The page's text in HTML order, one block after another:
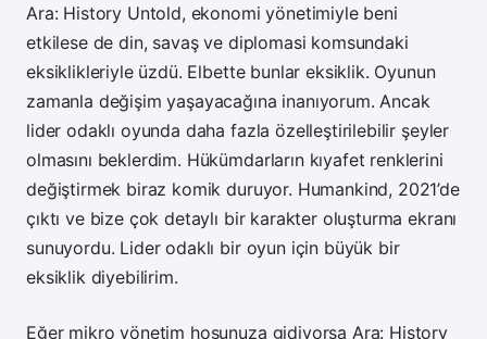
Ara: History Untold, ekonomi yönetimiyle beni
etkilese de din, savaş ve diplomasi komsundaki
eksiklikleriyle üzdü. Elbette bunlar eksiklik. Oyunun
zamanla değişim yaşayacağına inanıyorum. Ancak
lider odaklı oyunda daha fazla özelleştirilebilir şeyler
olmasını beklerdim. Hükümdarların kıyafet renklerini
değiştirmek biraz komik duruyor. Humankind, 2021’de
çıktı ve bize çok detaylı bir karakter oluşturma ekranı
sunuyordu. Lider odaklı bir oyun için büyük bir
eksiklik diyebilirim.
Eğer mikro yönetim hoşunuza gidiyorsa Ara: History